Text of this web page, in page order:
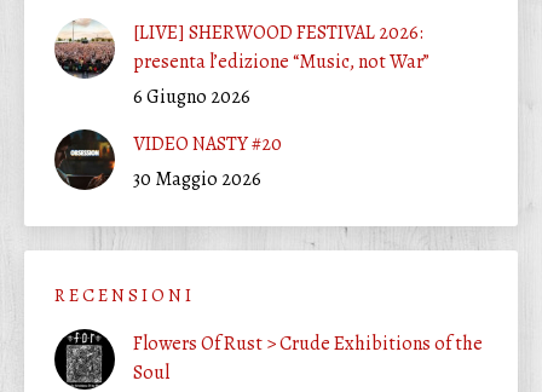
[LIVE] SHERWOOD FESTIVAL 2026:
presenta l’edizione “Music, not War”
6 Giugno 2026
VIDEO NASTY #20
30 Maggio 2026
R E C E N S I O N I
Flowers Of Rust > Crude Exhibitions of the
Soul